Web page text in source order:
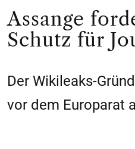
Assange
Schutz für
Der Wikileaks-
vor dem Europarat